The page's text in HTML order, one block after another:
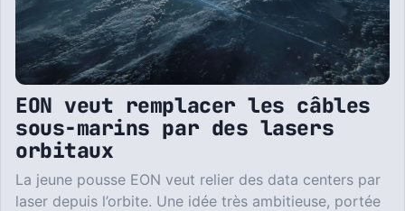
EON veut remplacer les câbles
sous-marins par des lasers
orbitaux
La jeune pousse EON veut relier des data centers par
laser depuis l’orbite. Une idée très ambitieuse, portée